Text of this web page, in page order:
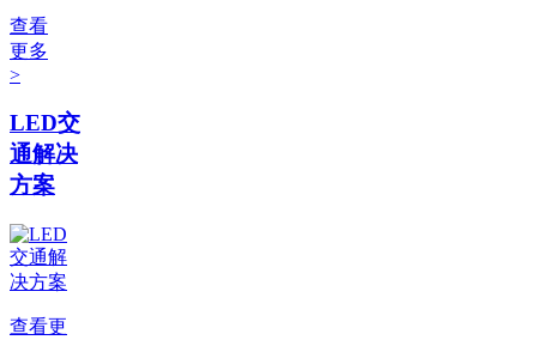
查看
更多
>
LED交
通解决
方案
查看更